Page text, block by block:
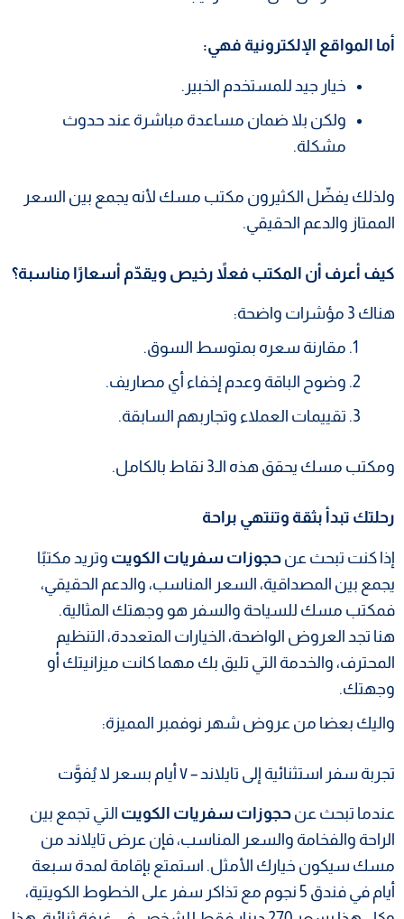
أما المواقع الإلكترونية فهي:
خيار جيد للمستخدم الخبير.
ولكن بلا ضمان مساعدة مباشرة عند حدوث
مشكلة.
ولذلك يفضّل الكثيرون مكتب مسك لأنه يجمع بين السعر
الممتاز والدعم الحقيقي.
كيف أعرف أن المكتب فعلاً رخيص ويقدّم أسعارًا مناسبة؟
هناك 3 مؤشرات واضحة:
مقارنة سعره بمتوسط السوق.
وضوح الباقة وعدم إخفاء أي مصاريف.
تقييمات العملاء وتجاربهم السابقة.
ومكتب مسك يحقق هذه الـ3 نقاط بالكامل.
رحلتك تبدأ بثقة وتنتهي براحة
إذا كنت تبحث عن حجوزات سفريات الكويت وتريد مكتبًا
يجمع بين المصداقية، السعر المناسب، والدعم الحقيقي،
فمكتب مسك للسياحة والسفر هو وجهتك المثالية.
هنا تجد العروض الواضحة، الخيارات المتعددة، التنظيم
المحترف، والخدمة التي تليق بك مهما كانت ميزانيتك أو
وجهتك.
واليك بعضا من عروض شهر نوفمبر المميزة:
تجربة سفر استثنائية إلى تايلاند – ٧ أيام بسعر لا يُفوَّت
عندما تبحث عن حجوزات سفريات الكويت التي تجمع بين
الراحة والفخامة والسعر المناسب، فإن عرض تايلاند من
مسك سيكون خيارك الأمثل. استمتع بإقامة لمدة سبعة
أيام في فندق 5 نجوم مع تذاكر سفر على الخطوط الكويتية،